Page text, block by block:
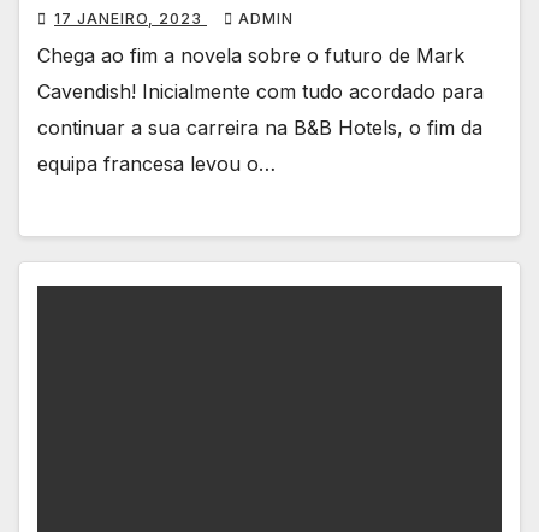
17 JANEIRO, 2023 ADMIN
Chega ao fim a novela sobre o futuro de Mark
Cavendish! Inicialmente com tudo acordado para
continuar a sua carreira na B&B Hotels, o fim da
equipa francesa levou o…